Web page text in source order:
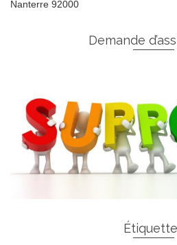
Nanterre 92000
Demande